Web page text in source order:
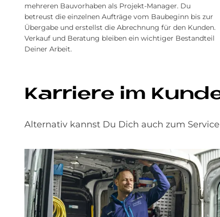
mehreren Bauvorhaben als Projekt-Manager. Du
betreust die einzelnen Aufträge vom Baubeginn bis zur
Übergabe und erstellst die Abrechnung für den Kunden.
Verkauf und Beratung bleiben ein wichtiger Bestandteil
Deiner Arbeit.
Kar­rie­re im
Alternativ kannst Du Dich auch zum